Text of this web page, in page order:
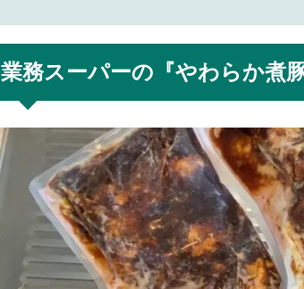
業務スーパーの『やわらか煮